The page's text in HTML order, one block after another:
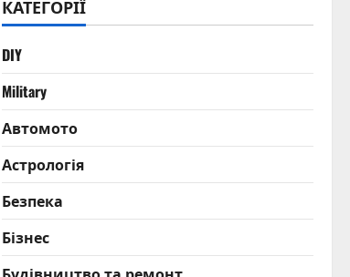
КАТЕГОРІЇ
DIY
Military
Автомото
Астрологія
Безпека
Бізнес